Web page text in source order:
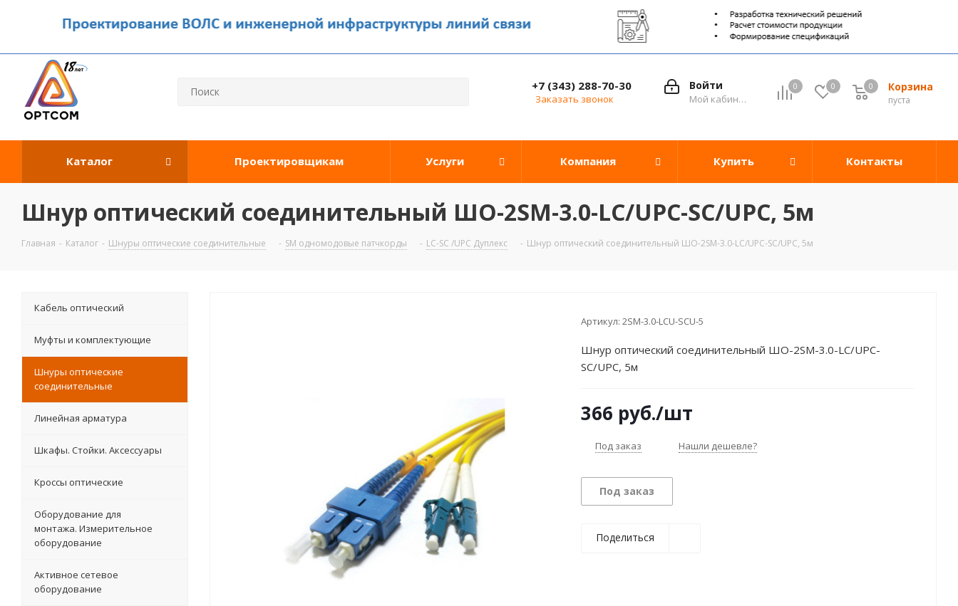
0 0 Корзина
0
пуста
0
Войти
Мой кабинет
+7 (343) 288-70-30
Заказать звонок
Каталог Проектировщикам Услуги Компания Купить Контакты
Шнур оптический соединительный ШО-2SM-3.0-LC/UPC-SC/UPC, 5м
Главная - Каталог - Шнуры оптические соединительные - SM одномодовые патчкорды - LC-SC /UPC Дуплекс - Шнур оптический соединительный ШО-2SM-3.0-LC/UPC-SC/UPC, 5м
Артикул: 2SM-3.0-LCU-SCU-5
Шнур оптический соединительный ШО-2SM-3.0-LC/UPC-
SC/UPC, 5м
366 руб./шт
Под заказ Нашли дешевле?
Под заказ
Поделиться
Кабель оптический
Муфты и комплектующие
Шнуры оптические
соединительные
Линейная арматура
Шкафы. Стойки. Аксесcуары
Кроссы оптические
Оборудование для
монтажа. Измерительное
оборудование
Активное сетевое
оборудование